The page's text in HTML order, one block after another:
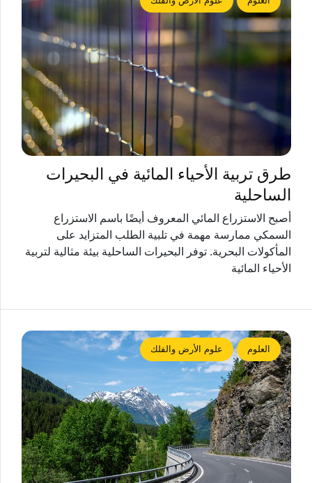
طرق تربية الأحياء المائية في البحيرات
الساحلية
أصبح الاستزراع المائي المعروف أيضًا باسم الاستزراع
السمكي ممارسة مهمة في تلبية الطلب المتزايد على
المأكولات البحرية. توفر البحيرات الساحلية بيئة مثالية لتربية
الأحياء المائية
العلوم علوم الأرض والفلك